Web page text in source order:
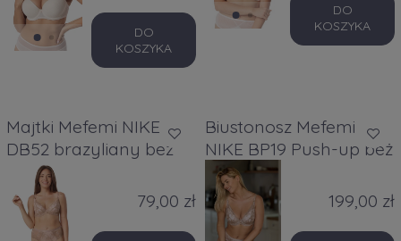
DO
KOSZYKA
DO
KOSZYKA
Majtki Mefemi NIKE
DB52 brazyliany beż
79,00 zł
Biustonosz Mefemi
NIKE BP19 Push-up beż
199,00 zł